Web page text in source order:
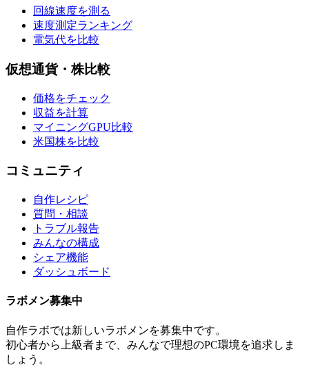
回線速度を測る
速度測定ランキング
電気代を比較
仮想通貨・株比較
価格をチェック
収益を計算
マイニングGPU比較
米国株を比較
コミュニティ
自作レシピ
質問・相談
トラブル報告
みんなの構成
シェア機能
ダッシュボード
ラボメン募集中
自作ラボでは新しいラボメンを募集中です。
初心者から上級者まで、みんなで理想のPC環境を追求しま
しょう。